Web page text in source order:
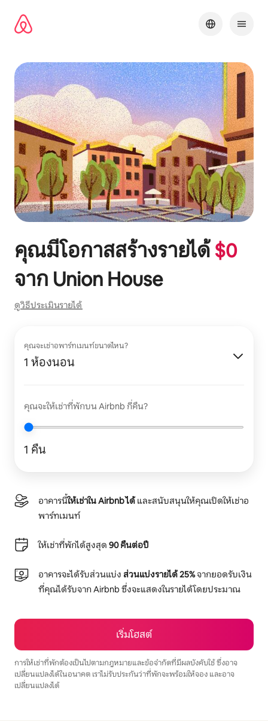
คุณมีโอกาสสร้างรายได้$0
จาก Union House
ดูวิธีประเมินรายได้
คุณจะเช่าอพาร์ทเมนท์ขนาดไหน?
1 ห้องนอน
คุณจะให้เช่าที่พักบน Airbnb กี่คืน?
1 คืน
อาคารนี้ให้เช่าใน Airbnb ได้ และสนับสนุนให้คุณเปิดให้เช่าอ
พาร์ทเมนท์
ให้เช่าที่พักได้สูงสุด 90 คืนต่อปี
อาคารจะได้รับส่วนแบ่ง ส่วนแบ่งรายได้ 25%จากยอดรับเงิน
ที่คุณได้รับจาก Airbnb ซึ่งจะแสดงในรายได้โดยประมาณ
เริ่มโฮสต์
การให้เช่าที่พักต้องเป็นไปตามกฎหมายและข้อจำกัดที่มีผลบังคับใช้ ซึ่งอาจ
เปลี่ยนแปลงได้ในอนาคต เราไม่รับประกันว่าที่พักจะพร้อมให้จอง และอาจ
เปลี่ยนแปลงได้